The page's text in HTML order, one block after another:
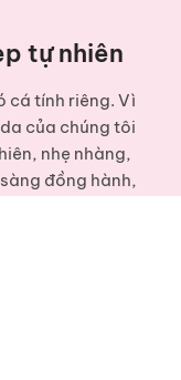
tự nhiên
cá tính riêng. Vì
của chúng tôi
nhẹ nhàng,
đồng hành,